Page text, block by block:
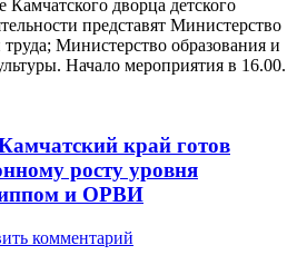
Камчатского дворца детского
представят Министерство
Министерство образования и
Начало мероприятия в 16.00.
край готов
росту уровня
и ОРВИ
комментарий